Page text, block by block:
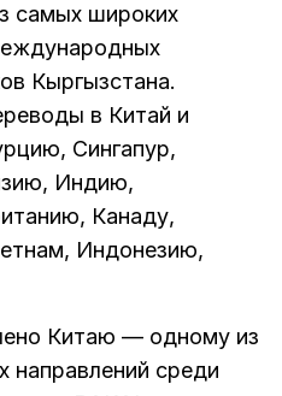
самых широких
Кыргызстана.
в Китай и
Сингапур,
Индию,
Канаду,
Индонезию,
Китаю — одному из
направлений среди